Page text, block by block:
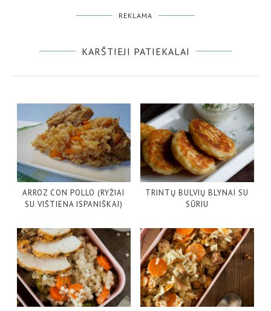
REKLAMA
KARŠTIEJI PATIEKALAI
ARROZ CON POLLO (RYŽIAI
SU VIŠTIENA ISPANIŠKAI)
TRINTŲ BULVIŲ BLYNAI SU
SŪRIU